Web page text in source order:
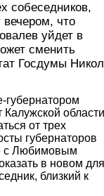
собеседников,
вечером, что
уйдет в
сменить
Госдумы
губернатором
от трех
губернаторов
с Любимовым
в новом для
близкий к